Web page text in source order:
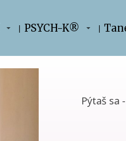
PSYCH-K®
Pýtaš sa